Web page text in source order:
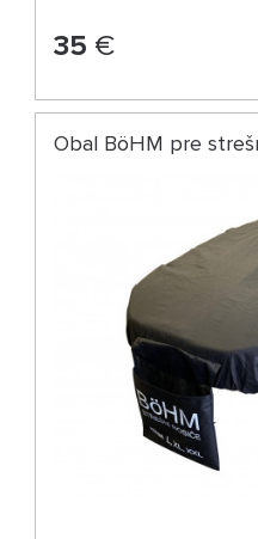
35 €
Obal BöHM pre